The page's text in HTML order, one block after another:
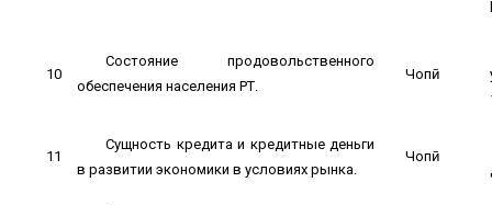
10
Состояние продовольственного
обеспечения населения РТ.
Чопӣ
11
Сущность кредита и кредитные деньги
в развитии экономики в условиях рынка.
Чопӣ